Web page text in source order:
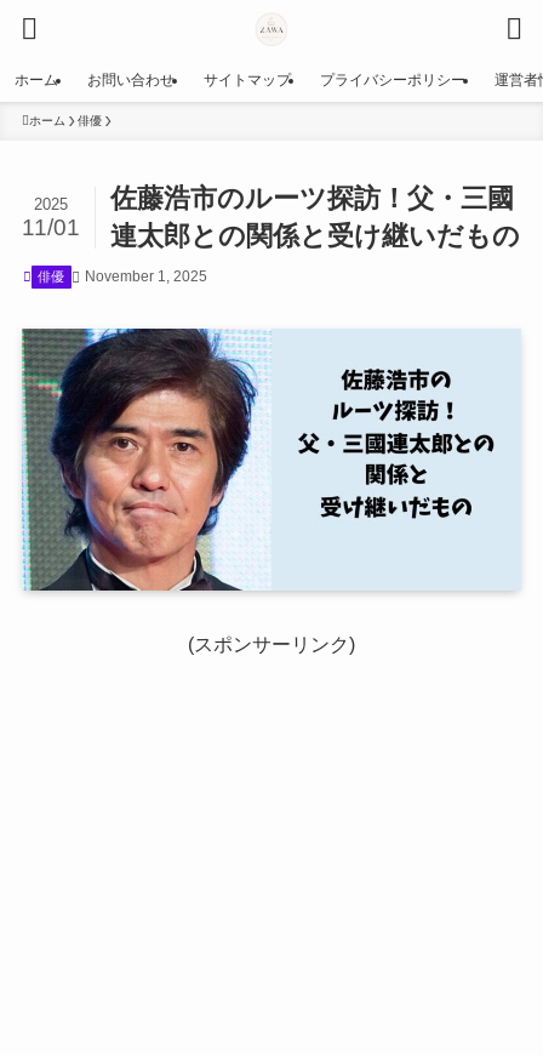
ホーム お問い合わせ サイトマップ プライバシーポリシー 運営者
ホーム 俳優
佐藤浩市のルーツ探訪！父・三國
連太郎との関係と受け継いだもの
2025
11/01
俳優 November 1, 2025
(スポンサーリンク)